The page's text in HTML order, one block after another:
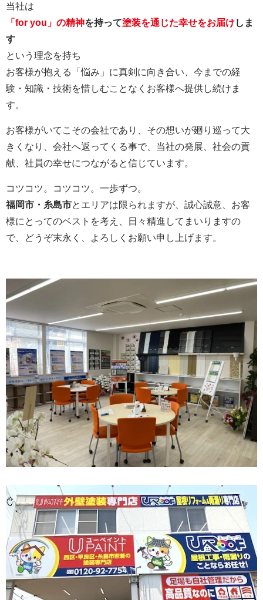
当社は
「for you」の精神を持って塗装を通じた幸せをお届けしま
す
という理念を持ち
お客様が抱える「悩み」に真剣に向き合い、今までの経
験・知識・技術を惜しむことなくお客様へ提供し続けま
す。
お客様がいてこその会社であり、その想いが廻り巡って大
きくなり、会社へ返ってくる事で、当社の発展、社会の貢
献、社員の幸せにつながると信じています。
コツコツ。コツコツ。一歩ずつ。
福岡市・糸島市とエリアは限られますが、誠心誠意、お客
様にとってのベストを考え、日々精進してまいりますの
で、どうぞ末永く、よろしくお願い申し上げます。